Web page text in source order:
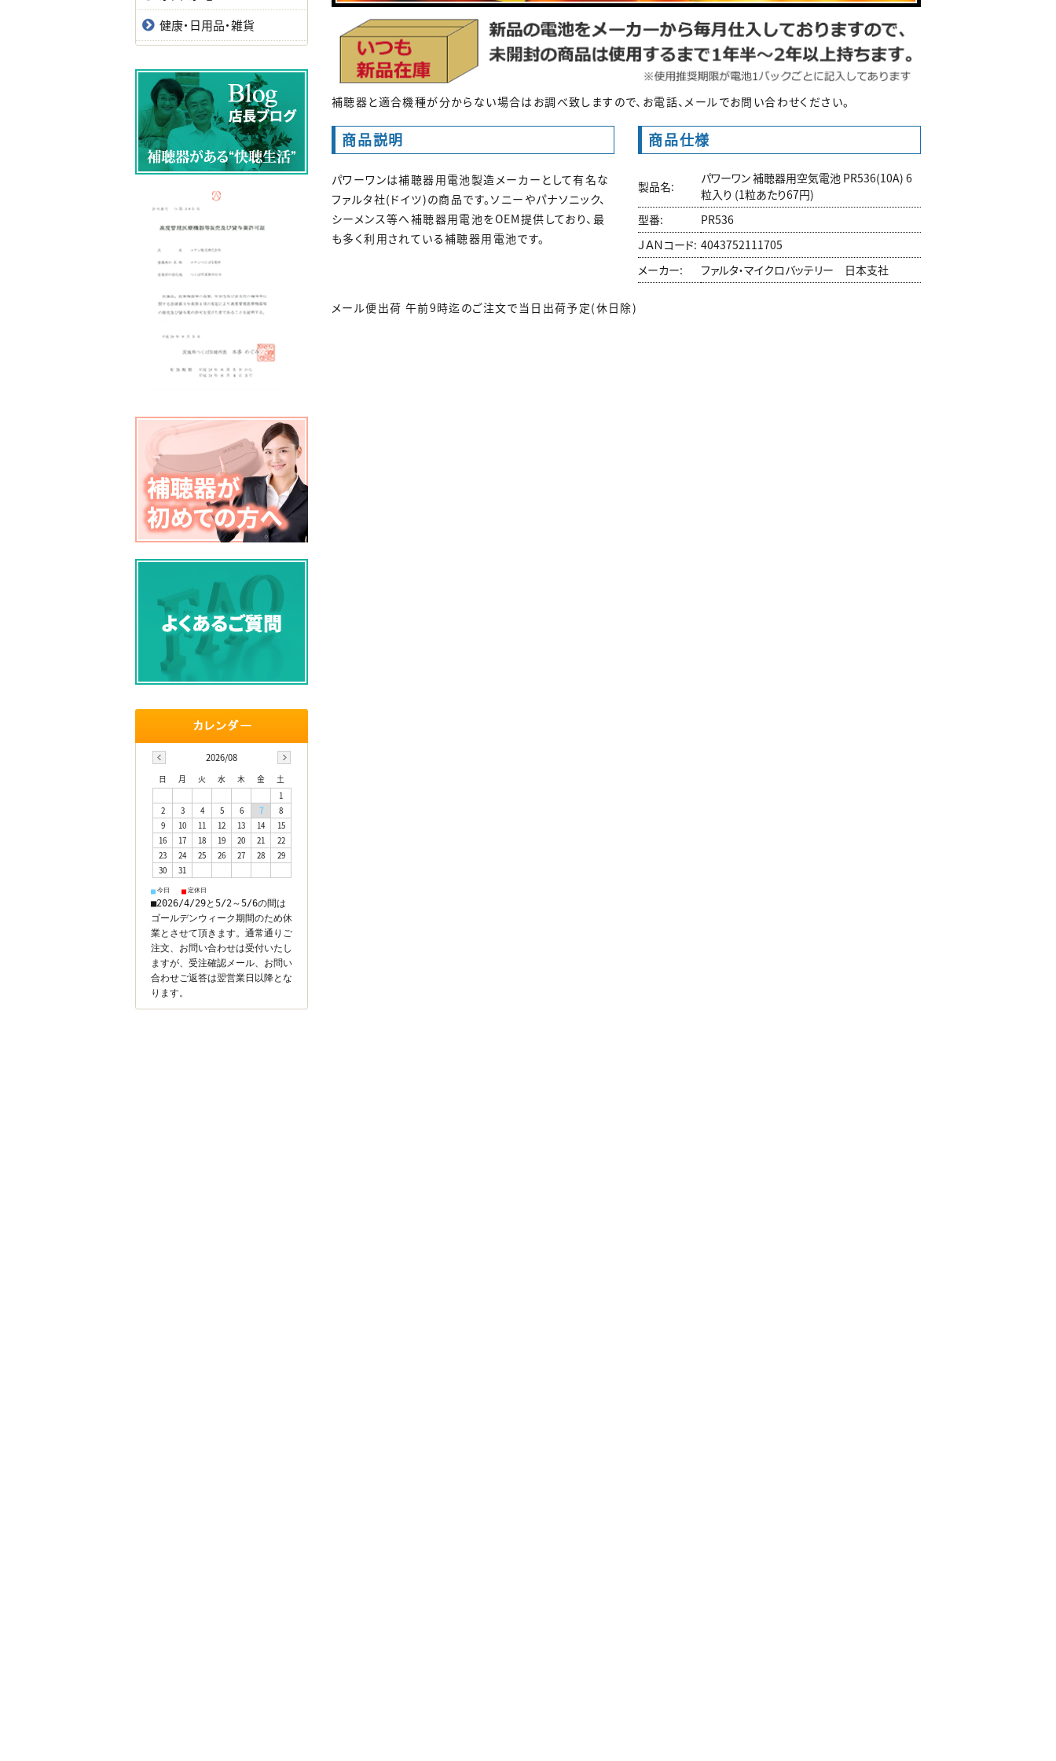
補聴器と適合機種が分からない場合はお調べ致しますので、お電話、メールでお問い合わせください。
商品説明
パワーワンは補聴器用電池製造メーカーとして有名な
ファルタ社(ドイツ)の商品です。ソニーやパナソニック、
シーメンス等へ補聴器用電池をOEM提供しており、最
も多く利用されている補聴器用電池です。
商品仕様
製品名:
パワーワン 補聴器用空気電池 PR536(10A) 6
粒入り (1粒あたり67円)
型番:
PR536
ＪＡＮコード: 4043752111705
メーカー:
ファルタ・マイクロバッテリー 日本支社
メール便出荷 午前9時迄のご注文で当日出荷予定(休日除)
健康・日用品・雑貨
2026/08
日 月 火 水 木 金
土
1
2
3 4 5 6 7
8
9
10 11 12 13 14
15
16
17 18 19 20 21
22
23
24 25 26 27 28
29
30
31
■ 今日 ■ 定休日
■2026/4/29と5/2～5/6の間は
ゴールデンウィーク期間のため休
業とさせて頂きます。通常通りご
注文、お問い合わせは受付いたし
ますが、受注確認メール、お問い
合わせご返答は翌営業日以降とな
ります。